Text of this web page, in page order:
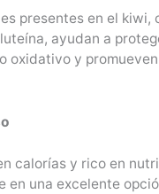
presentes en el kiwi,
ayudan a
oxidativo y
calorías y rico en
en una excelente